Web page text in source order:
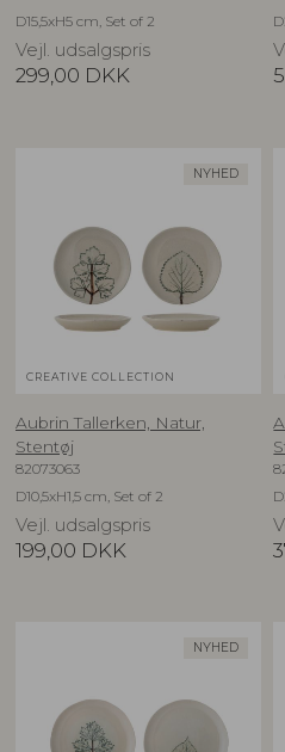
D15,5xH5 cm, Set of 2
Vejl. udsalgspris
299,00 DKK
NYHED
CREATIVE COLLECTION
Aubrin Tallerken, Natur,
Stentøj
82073063
D10,5xH1,5 cm, Set of 2
Vejl. udsalgspris
199,00 DKK
NYHED